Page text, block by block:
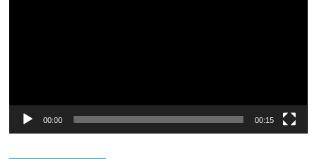
00:00 00:15